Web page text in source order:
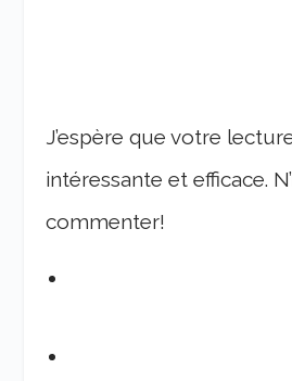
J’espère que votre
intéressante et efficace.
commenter!